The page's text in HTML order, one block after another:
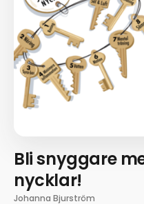
Bli snyggare
nycklar!
Johanna Bjurström